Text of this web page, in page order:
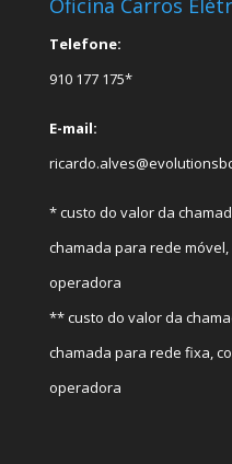
Telefone:
910 177 175*
E-mail:
* custo do valor da
chamada para rede
operadora
** custo do valor da
chamada para rede fixa,
operadora